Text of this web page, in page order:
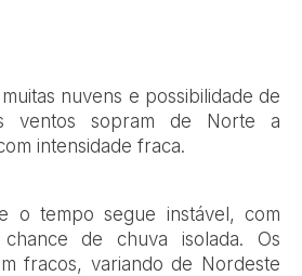
nuvens e possibilidade de
ventos sopram de Norte a
intensidade fraca.
o tempo segue instável, com
de chuva isolada. Os
fracos, variando de Nordeste